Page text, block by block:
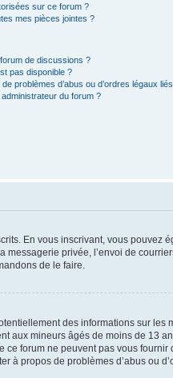
sur ce forum ?
mes pièces jointes ?
de discussions ?
pas disponible ?
problèmes d’abus ou d’ordres légaux
du forum ?
En vous inscrivant, vous pouvez
messagerie privée, l’envoi de
de le faire.
des informations sur les
aux mineurs âgés de moins de 13
forum ne peuvent pas vous fournir
propos de problèmes d’abus ou